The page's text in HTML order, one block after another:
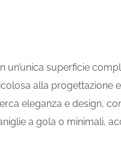
superficie
alla progettazione
eleganza e design,
a gola o minimali,